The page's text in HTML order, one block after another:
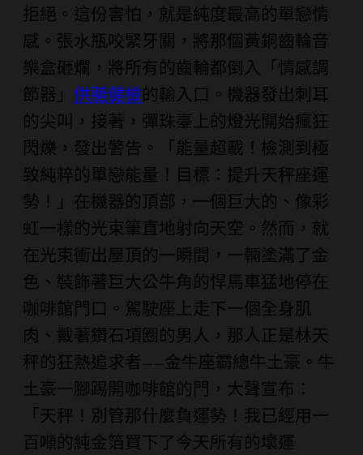
拒絕。這份害怕，就是純度最高的單戀情
感。張水瓶咬緊牙關，將那個黃銅齒輪音
樂盒砸爛，將所有的齒輪都倒入「情感調
節器」 供膳健檢 的輸入口。機器發出刺耳
的尖叫，接著，彈珠臺上的燈光開始瘋狂
閃爍，發出警告。「能量超載！檢測到極
致純粹的單戀能量！目標：提升天秤座運
勢！」在機器的頂部，一個巨大的、像彩
虹一樣的光束筆直地射向天空。然而，就
在光束衝出屋頂的一瞬間，一輛塗滿了金
色、裝飾著巨大公牛角的悍馬車猛地停在
咖啡館門口。駕駛座上走下一個全身肌
肉、戴著鑽石項圈的男人，那人正是林天
秤的狂熱追求者——金牛座霸總牛土豪。牛
土豪一腳踢開咖啡館的門，大聲宣布：
「天秤！別管那什麼負運勢！我已經用一
百噸的純金箔買下了今天所有的壞運